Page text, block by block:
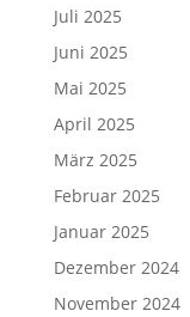
Juli 2025
Juni 2025
Mai 2025
April 2025
März 2025
Februar 2025
Januar 2025
Dezember 2024
November 2024